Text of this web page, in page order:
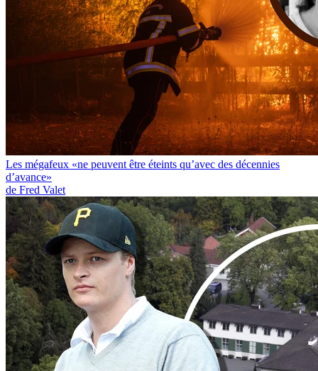
Les mégafeux «ne peuvent être éteints qu’avec des décennies
d’avance»
de Fred Valet